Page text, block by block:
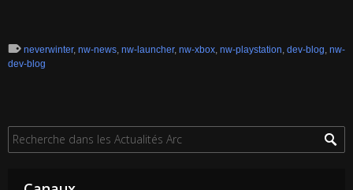
neverwinter, nw-news nw-launcher, nw-xbox nw-playstation dev-blog nw-
dev-blog